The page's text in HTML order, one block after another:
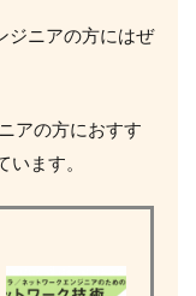
ジニアの方にはぜ
アの方におすす
ます。